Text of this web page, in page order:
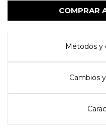
COMPRAR
Métodos y
Cambios